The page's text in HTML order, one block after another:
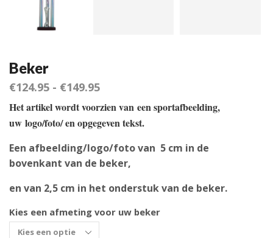
Beker
€124.95 - €149.95
Het artikel wordt voorzien van een sportafbeelding,
uw logo/foto/ en opgegeven tekst.
Een afbeelding/logo/foto van 5 cm in de
bovenkant van de beker,
en van 2,5 cm in het onderstuk van de beker.
Kies een afmeting voor uw beker